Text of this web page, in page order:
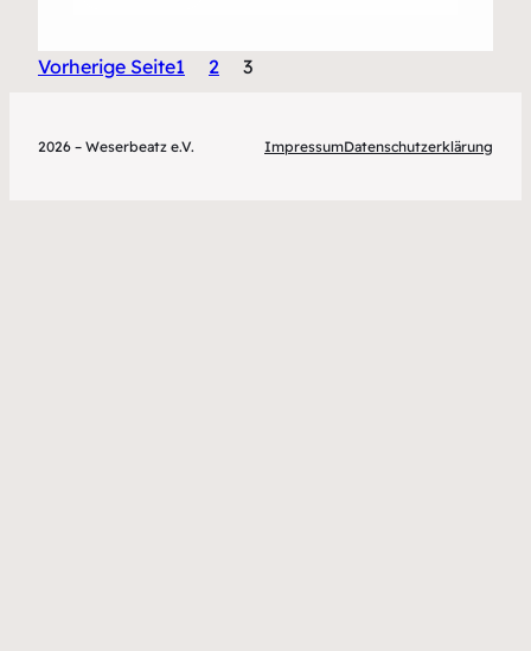
Vorherige Seite1 2 3
2026 – Weserbeatz e.V. ImpressumDatenschutzerklärung